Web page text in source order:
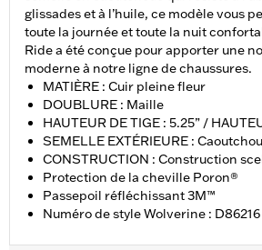
glissades et à l’huile, ce modèle vous
toute la journée et toute la nuit
Ride a été conçue pour apporter une
moderne à notre ligne de chaussures.
MATIÈRE : Cuir pleine fleur
DOUBLURE : Maille
HAUTEUR DE TIGE : 5.25” /
SEMELLE EXTÉRIEURE :
CONSTRUCTION : Construction
Protection de la cheville Poron®
Passepoil réfléchissant 3M™
Numéro de style Wolverine : D86216